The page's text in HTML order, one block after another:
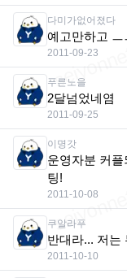
다미가없어졌다
예고만하고 ㅡ
2011-09-23
푸른노을
2달넘었네염
2011-09-25
이명갓
운영자분 커
팅!
2011-10-08
쿠알라푸
반대라... 저는
2011-10-10